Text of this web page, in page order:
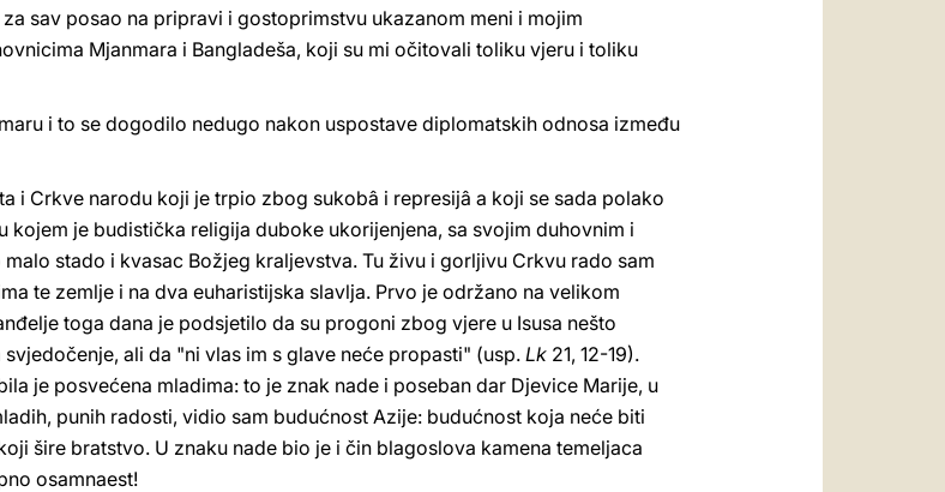
sav posao na pripravi i gostoprimstvu ukazanom meni i mojim
Mjanmara i Bangladeša, koji su mi očitovali toliku vjeru i toliku
i to se dogodilo nedugo nakon uspostave diplomatskih odnosa između
i Crkve narodu koji je trpio zbog sukobâ i represijâ a koji se sada polako
kojem je budistička religija duboke ukorijenjena, sa svojim duhovnim i
stado i kvasac Božjeg kraljevstva. Tu živu i gorljivu Crkvu rado sam
te zemlje i na dva euharistijska slavlja. Prvo je održano na velikom
toga dana je podsjetilo da su progoni zbog vjere u Isusa nešto
ali da "ni vlas im s glave neće propasti" (usp. Lk 21, 12-19).
je posvećena mladima: to je znak nade i poseban dar Djevice Marije, u
punih radosti, vidio sam budućnost Azije: budućnost koja neće biti
šire bratstvo. U znaku nade bio je i čin blagoslova kamena temeljaca
osamnaest!